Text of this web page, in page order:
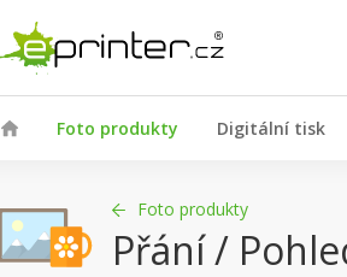
Foto produkty Digitální tisk
Foto produkty
Přání /